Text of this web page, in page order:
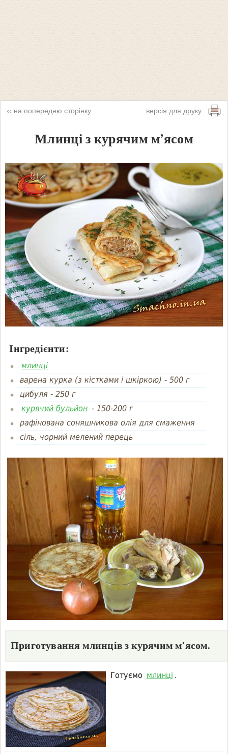
‹‹ на попередню сторінку версія для друку
Млинці з курячим м’ясом
Інгредієнти:
млинці
варена курка (з кістками і шкіркою) - 500 г
цибуля - 250 г
курячий бульйон - 150-200 г
рафінована соняшникова олія для смаження
сіль, чорний мелений перець
Приготування млинців з курячим м’ясом.
Готуємо млинці .